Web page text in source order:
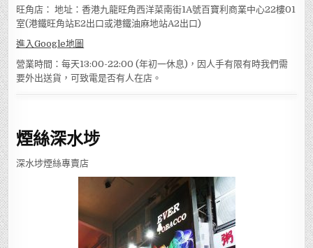
旺角店： 地址：香港九龍旺角西洋菜南街1A號百寶利商業中心22樓01
室(港鐵旺角站E2出口或港鐵油麻地站A2出口)
進入Google地圖
營業時間：每天13:00-22:00 (年初一休息)，因人手有限有時我們需
要外出送貨，可致電是否有人在店。
煙絲深水埗
深水埗煙絲專賣店